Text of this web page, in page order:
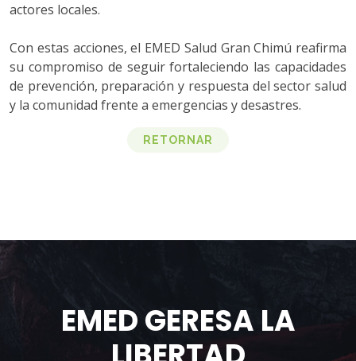
actores locales.
Con estas acciones, el EMED Salud Gran Chimú reafirma
su compromiso de seguir fortaleciendo las capacidades
de prevención, preparación y respuesta del sector salud
y la comunidad frente a emergencias y desastres.
RETORNAR
EMED GERESA LA